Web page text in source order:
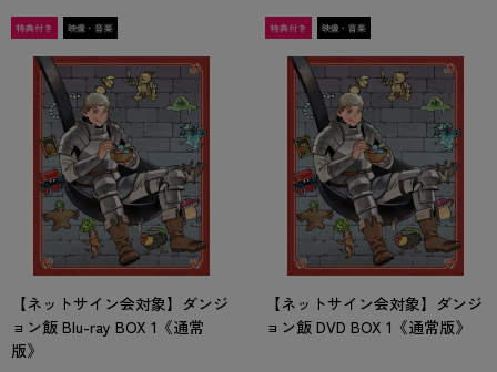
【ネットサイン会対象】ダンジ
ョン飯 Blu-ray BOX 1《通常
版》
【ネットサイン会対象】ダンジ
ョン飯 DVD BOX 1《通常版》